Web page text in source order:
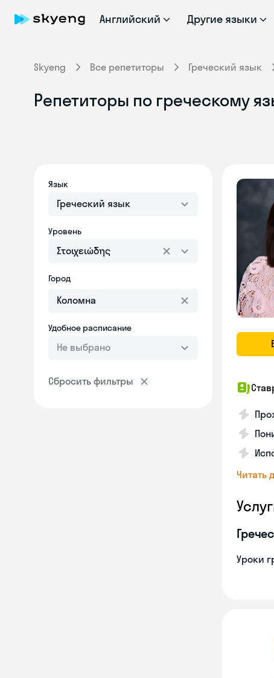
Английский Другие языки
Skyeng Все репетиторы Греческий язык
Репетиторы по греческому
Язык
Греческий язык
Уровень
Στοιχειώδης
Город
Удобное расписание
Не выбрано
Сбросить фильтры
Читать
Уроки